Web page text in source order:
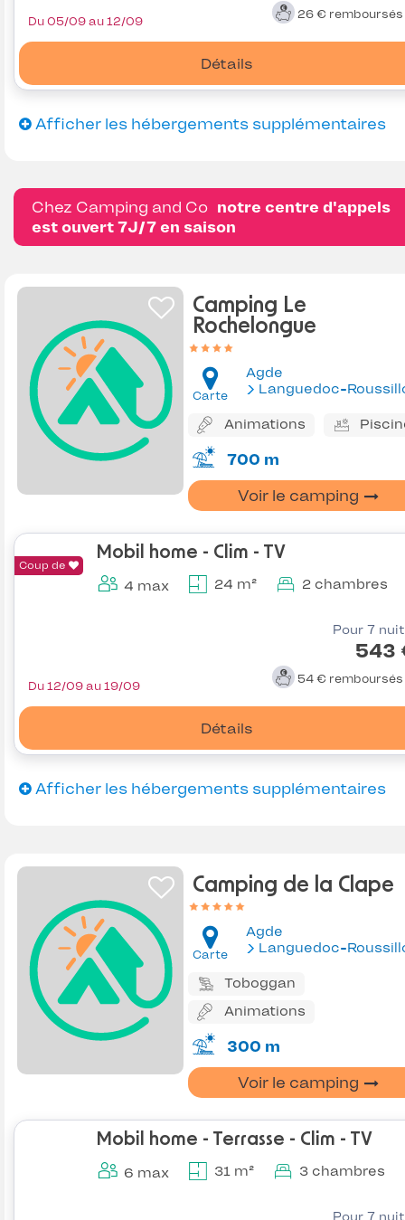
26 € remboursés
Détails
Du 05/09 au 12/09
Afficher les hébergements supplémentaires
Chez Camping and Co notre centre d'appels
est ouvert 7J/7 en saison
Camping Le
Rochelongue
Carte
Agde
Languedoc-
Animations
700 m
Voir le camping
Coup de
Mobil home - Clim - TV
4 max 24 m² 2 chambres
Pour 7
543
54 € remboursés
Détails
Du 12/09 au 19/09
Afficher les hébergements supplémentaires
Camping de la Clape
Carte
Agde
Languedoc-
Toboggan
Animations
300 m
Voir le camping
Mobil home - Terrasse - Clim - TV
6 max 31 m² 3 chambres